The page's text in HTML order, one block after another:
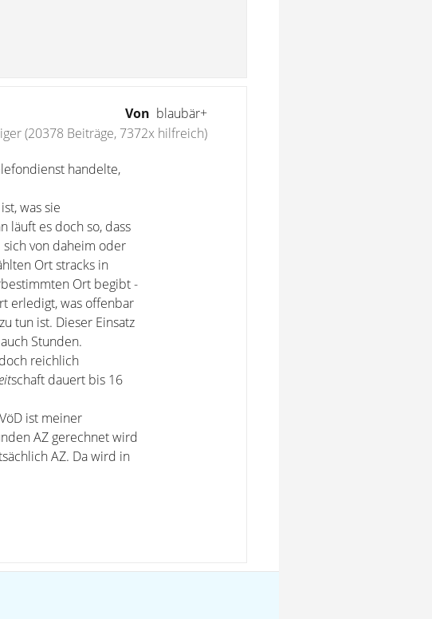
Von blaubär+
(20378 Beiträge, 7372x hilfreich)
handelte,
was sie
läuft es doch so, dass
sich von daheim oder
Ort stracks in
Ort begibt -
erledigt, was offenbar
tun ist. Dieser Einsatz
Stunden.
reichlich
schaft dauert bis 16
ist meiner
AZ gerechnet wird
AZ. Da wird in